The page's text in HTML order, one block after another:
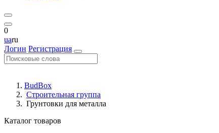
0
uaru
Логин Регистрация
BudBox
Строительная группа
Грунтовки для металла
Каталог товаров